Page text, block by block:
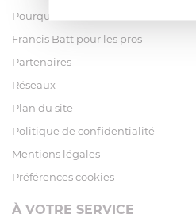
Pourquoi acheter chez Francis Batt ?
Francis Batt pour les pros
Partenaires
Réseaux
Plan du site
Politique de confidentialité
Mentions légales
Préférences cookies
À VOTRE SERVICE